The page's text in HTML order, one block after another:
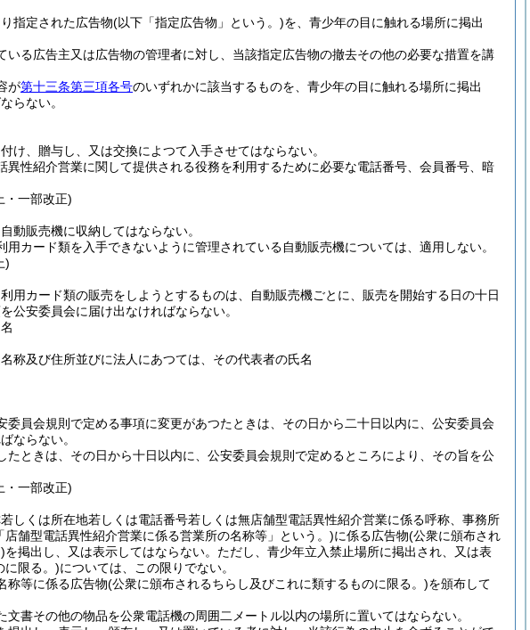
指定された広告物(以下「指定広告物」という。)を、青少年の目に触れる場所に掲出
る広告主又は広告物の管理者に対し、当該指定広告物の撤去その他の必要な措置を講
が第十三条第三項各号のいずれかに該当するものを、青少年の目に触れる場所に掲出
らない。
け、贈与し、又は交換によつて入手させてはならない。
性紹介営業に関して提供される役務を利用するために必要な電話番号、会員番号、暗
・一部改正)
動販売機に収納してはならない。
カード類を入手できないように管理されている自動販売機については、適用しない。
)
用カード類の販売をしようとするものは、自動販売機ごとに、販売を開始する日の十日
公安委員会に届け出なければならない。
称及び住所並びに法人にあつては、その代表者の氏名
員会規則で定める事項に変更があつたときは、その日から二十日以内に、公安委員会
ならない。
ときは、その日から十日以内に、公安委員会規則で定めるところにより、その旨を公
・一部改正)
しくは所在地若しくは電話番号若しくは無店舗型電話異性紹介営業に係る呼称、事務所
店舗型電話異性紹介営業に係る営業所の名称等」という。)に係る広告物(公衆に頒布され
を掲出し、又は表示してはならない。 ただし、青少年立入禁止場所に掲出され、又は表
に限る。)については、この限りでない。
称等に係る広告物(公衆に頒布されるちらし及びこれに類するものに限る。)を頒布して
書その他の物品を公衆電話機の周囲二メートル以内の場所に置いてはならない。